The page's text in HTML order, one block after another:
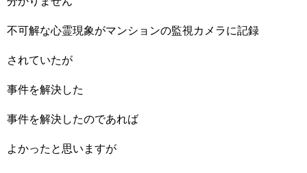
不可解な心霊現象がマンションの監視カメラに記録
されていたが
事件を解決した
事件を解決したのであれば
よかったと思いますが